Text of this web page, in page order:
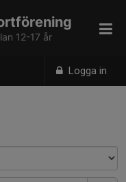
Logga in
12-17 år